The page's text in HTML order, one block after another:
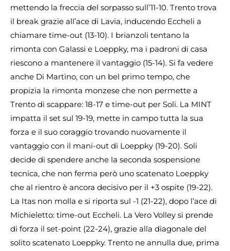
mettendo la freccia del sorpasso sull’11-10. Trento trova
il break grazie all’ace di Lavia, inducendo Eccheli a
chiamare time-out (13-10). I brianzoli tentano la
rimonta con Galassi e Loeppky, ma i padroni di casa
riescono a mantenere il vantaggio (15-14). Si fa vedere
anche Di Martino, con un bel primo tempo, che
propizia la rimonta monzese che non permette a
Trento di scappare: 18-17 e time-out per Soli. La MINT
impatta il set sul 19-19, mette in campo tutta la sua
forza e il suo coraggio trovando nuovamente il
vantaggio con il mani-out di Loeppky (19-20). Soli
decide di spendere anche la seconda sospensione
tecnica, che non ferma però uno scatenato Loeppky
che al rientro è ancora decisivo per il +3 ospite (19-22).
La Itas non molla e si riporta sul -1 (21-22), dopo l’ace di
Michieletto: time-out Eccheli. La Vero Volley si prende
di forza il set-point (22-24), grazie alla diagonale del
solito scatenato Loeppky. Trento ne annulla due, prima